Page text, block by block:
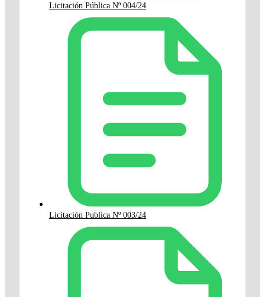
Licitación Pública Nº 004/24
Licitación Publica Nº 003/24